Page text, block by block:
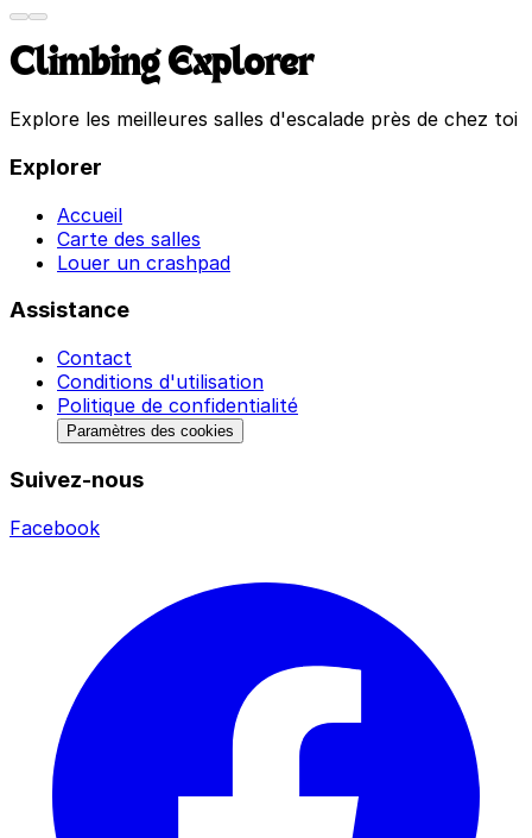
Climbing Explorer
Explore les meilleures salles d'escalade près de chez toi
Explorer
Accueil
Carte des salles
Louer un crashpad
Assistance
Contact
Conditions d'utilisation
Politique de confidentialité
Paramètres des cookies
Suivez-nous
Facebook